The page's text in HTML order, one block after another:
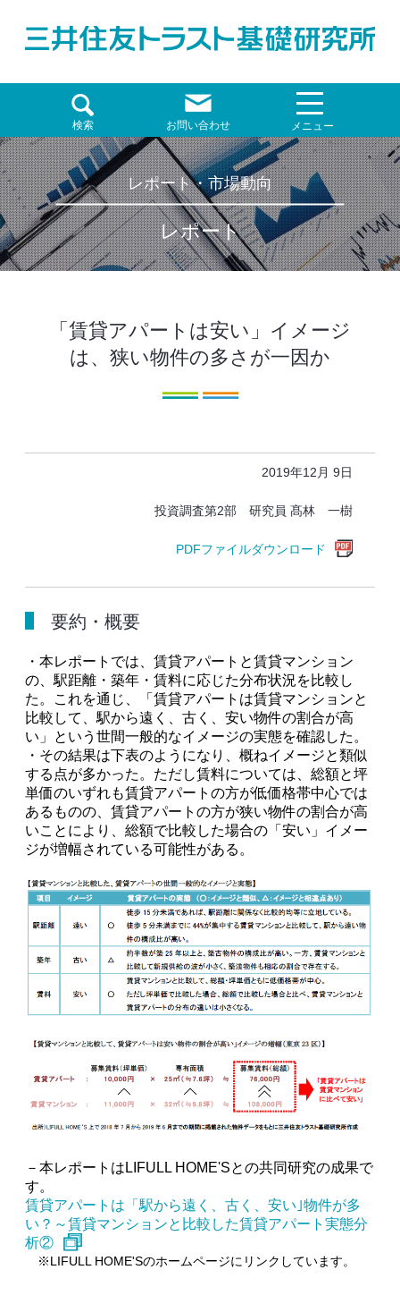
検索 お問い合わせ メニュー
レポート・市場動向
レポート
「賃貸アパートは安い」イメージ
は、狭い物件の多さが一因か
2019年12月 9日
投資調査第2部 研究員 髙林 一樹
PDFファイルダウンロード
要約・概要
・本レポートでは、賃貸アパートと賃貸マンション
の、駅距離・築年・賃料に応じた分布状況を比較し
た。これを通じ、「賃貸アパートは賃貸マンションと
比較して、駅から遠く、古く、安い物件の割合が高
い」という世間一般的なイメージの実態を確認した。
・その結果は下表のようになり、概ねイメージと類似
する点が多かった。ただし賃料については、総額と坪
単価のいずれも賃貸アパートの方が低価格帯中心では
あるものの、賃貸アパートの方が狭い物件の割合が高
いことにより、総額で比較した場合の「安い」イメー
ジが増幅されている可能性がある。
－本レポートはLIFULL HOME'Sとの共同研究の成果で
す。
賃貸アパートは「駅から遠く、古く、安い｣物件が多
い？～賃貸マンションと比較した賃貸アパート実態分
析②
※LIFULL HOME'Sのホームページにリンクしています。